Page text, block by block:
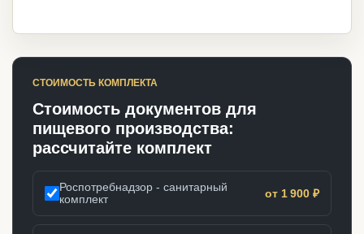
СТОИМОСТЬ КОМПЛЕКТА
Стоимость документов для
пищевого производства:
рассчитайте комплект
Роспотребнадзор - санитарный
комплект
от 1 900 ₽